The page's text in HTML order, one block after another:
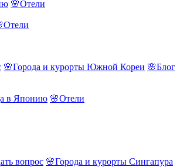
🌸Отели
🌸Города и курорты Южной Кореи 🌸Блог
в Японию 🌸Отели
вопрос 🌸Города и курорты Сингапура